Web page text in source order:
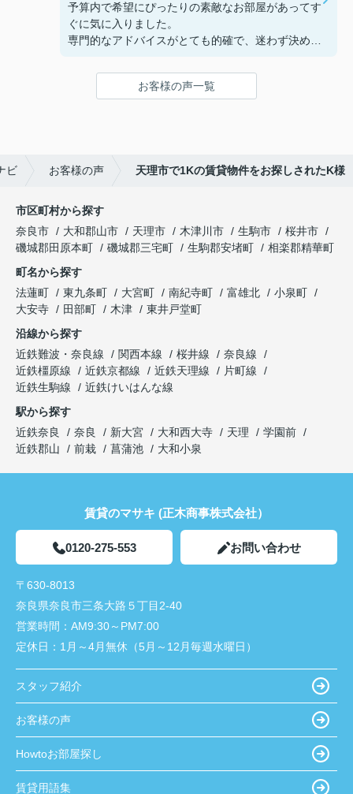
予算内で希望にぴったりの素敵なお部屋があってす
ぐに気に入りました。
専門的なアドバイスがとても的確で、迷わず決める
鍵の受け取りのときに、また元気(o・・o)/~お店に
お客様の声一覧
ビ お客様の声 天理市で1Kの賃貸物件をお探しされたK様
市区町村から探す
奈良市
大和郡山市 天理市 木津川市 生駒市
桜井市
磯城郡田原本町
磯城郡三宅町 生駒郡安堵町
相楽郡精華町
町名から探す
法蓮町
東九条町 大宮町 南紀寺町 富雄北
小泉町
大安寺
田部町 木津
東井戸堂町
沿線から探す
近鉄難波・奈良線
関西本線 桜井線
奈良線
近鉄橿原線
近鉄京都線 近鉄天理線
片町線
近鉄生駒線
近鉄けいはんな線
駅から探す
近鉄奈良
奈良 新大宮 大和西大寺 天理
学園前
近鉄郡山
前栽 菖蒲池 大和小泉
賃貸のマサキ (正木商事株式会社）
0120-275-553 お問い合わせ
〒630-8013
奈良県奈良市三条大路５丁目2-40
営業時間： AM9:30～PM7:00
定休日： 1月～4月無休（5月～12月毎週水曜日）
スタッフ紹介
お客様の声
Howtoお部屋探し
賃貸用語集